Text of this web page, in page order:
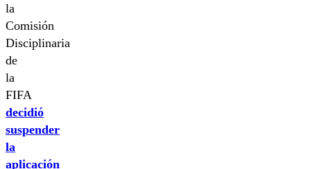
la
Comisión
Disciplinaria
de
la
FIFA
decidió
suspender
la
aplicación